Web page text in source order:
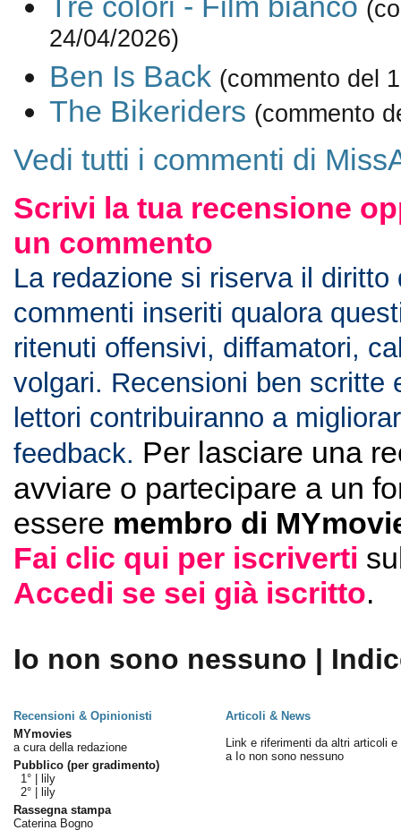
24/04/2026)
Ben Is Back (commento del
The Bikeriders (commento
Vedi tutti i commenti di
Scrivi la tua recensione
un commento
La redazione si riserva il diritto
commenti inseriti qualora
ritenuti offensivi, diffamatori,
volgari. Recensioni ben scritte
lettori contribuiranno a
feedback. Per lasciare una
avviare o partecipare a un
essere membro di
Fai clic qui per iscriverti
Accedi se sei già iscritto.
Io non sono nessuno |
Recensioni & Opinionisti
Articoli & News
MYmovies
a cura della redazione
Pubblico (per gradimento)
1° |
lily
2° |
lily
Rassegna stampa
Caterina Bogno
Link e riferimenti da altri articoli e
a Io non sono nessuno